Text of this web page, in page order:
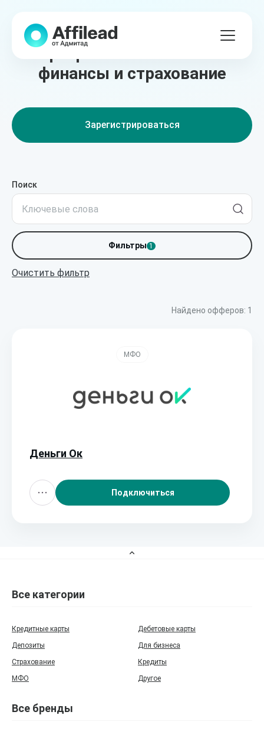
Лучшие партнёрские
программы в сегменте
финансы и страхование
Зарегистрироваться
Поиск
Фильтры 1
Очистить фильтр
Найдено офферов: 1
МФО
Деньги Ок
Подключиться
Все категории
Кредитные карты
Дебетовые карты
Депозиты
Для бизнеса
Страхование
Кредиты
МФО
Другое
Все бренды